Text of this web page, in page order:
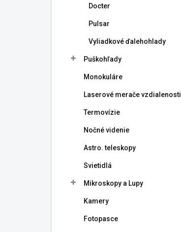
Docter
Pulsar
Vyliadkové ďalehohlady
Puškohľady
Monokuláre
Laserové merače vzdialenosti
Termovízie
Nočné videnie
Astro. teleskopy
Svietidlá
Mikroskopy a Lupy
Kamery
Fotopasce